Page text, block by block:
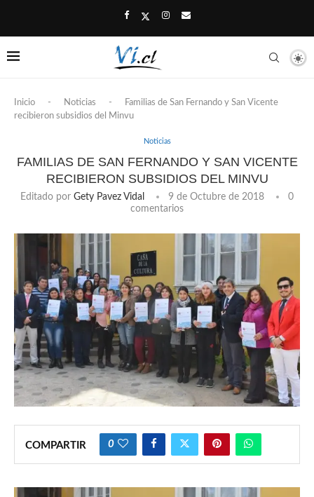
Inicio - Noticias -
Familias de San Fernando y San Vicente
recibieron subsidios del Minvu
Noticias
FAMILIAS DE SAN FERNANDO Y SAN VICENTE
RECIBIERON SUBSIDIOS DEL MINVU
Editado por Gety Pavez Vidal 9 de Octubre de 2018
0
comentarios
COMPARTIR 0